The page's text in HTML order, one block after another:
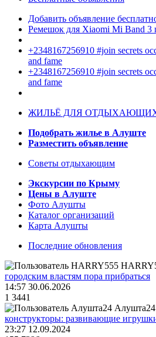
Добавить объявление
Ремешок для Xiaomi Mi Band 3
+2348167256910 #join secrets
and fame
+2348167256910 #join secrets
and fame
ЖИЛЬЁ ДЛЯ
Подобрать жилье в Алуште
Разместить объявление
Советы отдыхающим
Экскурсии по Крыму
Цены в Алуште
Фото Алушты
Каталог организаций
Карта Алушты
Последние обновления
городским властям пора прибраться
14:57 30.06.2026
1 3441
Алушта24
конструкторы: развивающие
23:27 12.09.2024